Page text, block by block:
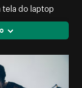
tela do laptop